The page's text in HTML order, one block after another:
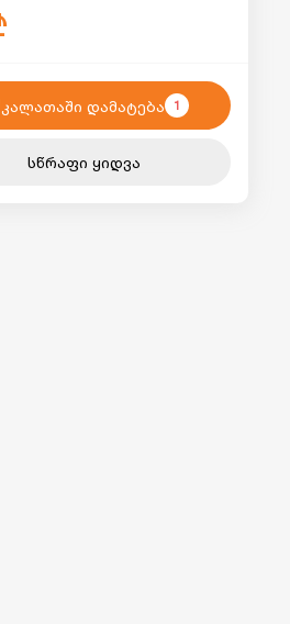
კალათაში დამატება 1
სწრაფი ყიდვა